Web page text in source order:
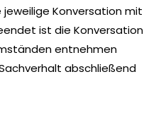
jeweilige Konversation mit
ist die Konversation
entnehmen
abschließend